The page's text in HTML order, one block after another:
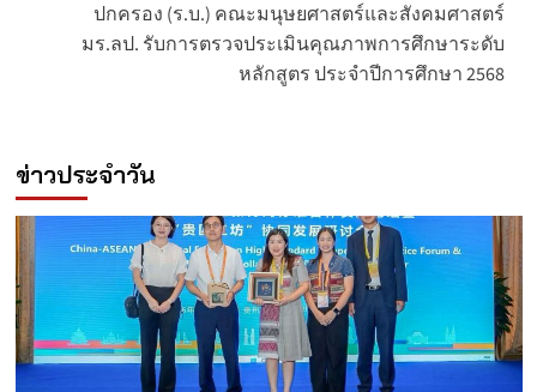
ปกครอง (ร.บ.) คณะมนุษยศาสตร์และสังคมศาสตร์
มร.ลป. รับการตรวจประเมินคุณภาพการศึกษาระดับ
หลักสูตร ประจำปีการศึกษา 2568
ข่าวประจำวัน